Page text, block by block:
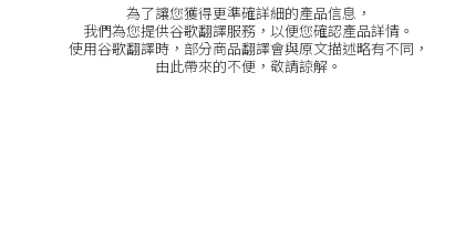
為了讓您獲得更準確詳細的產品信息，
我們為您提供谷歌翻譯服務，以便您確認產品詳情。
使用谷歌翻譯時，部分商品翻譯會與原文描述略有不同，
由此帶來的不便，敬請諒解。